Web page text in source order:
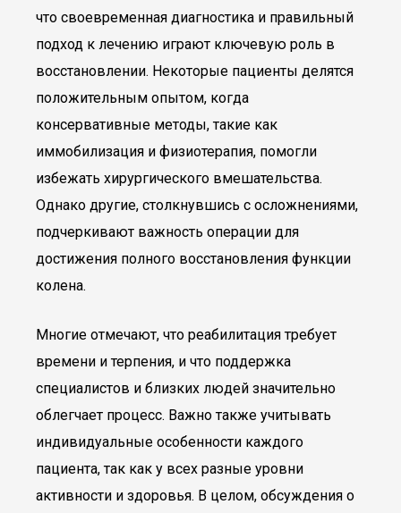
что своевременная диагностика и правильный
подход к лечению играют ключевую роль в
восстановлении. Некоторые пациенты делятся
положительным опытом, когда
консервативные методы, такие как
иммобилизация и физиотерапия, помогли
избежать хирургического вмешательства.
Однако другие, столкнувшись с осложнениями,
подчеркивают важность операции для
достижения полного восстановления функции
колена.
Многие отмечают, что реабилитация требует
времени и терпения, и что поддержка
специалистов и близких людей значительно
облегчает процесс. Важно также учитывать
индивидуальные особенности каждого
пациента, так как у всех разные уровни
активности и здоровья. В целом, обсуждения о